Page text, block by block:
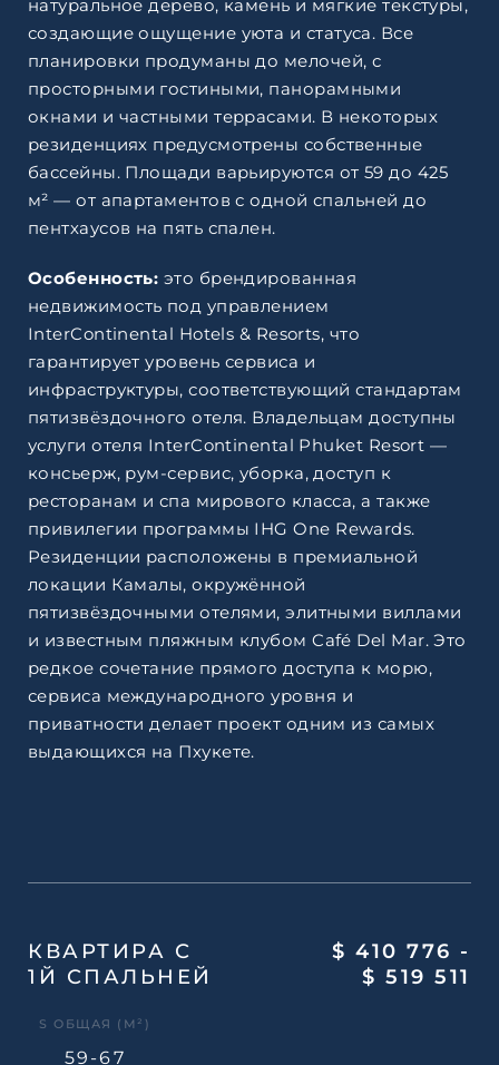
натуральное дерево, камень и мягкие текстуры,
создающие ощущение уюта и статуса. Все
планировки продуманы до мелочей, с
просторными гостиными, панорамными
окнами и частными террасами. В некоторых
резиденциях предусмотрены собственные
бассейны. Площади варьируются от 59 до 425
м² — от апартаментов с одной спальней до
пентхаусов на пять спален.
Особенность: это брендированная
недвижимость под управлением
InterContinental Hotels & Resorts, что
гарантирует уровень сервиса и
инфраструктуры, соответствующий стандартам
пятизвёздочного отеля. Владельцам доступны
услуги отеля InterContinental Phuket Resort —
консьерж, рум-сервис, уборка, доступ к
ресторанам и спа мирового класса, а также
привилегии программы IHG One Rewards.
Резиденции расположены в премиальной
локации Камалы, окружённой
пятизвёздочными отелями, элитными виллами
и известным пляжным клубом Café Del Mar. Это
редкое сочетание прямого доступа к морю,
сервиса международного уровня и
приватности делает проект одним из самых
выдающихся на Пхукете.
КВАРТИРА С
1Й СПАЛЬНЕЙ
S ОБЩАЯ (М²)
59-67
$ 410 776 -
$ 519 511